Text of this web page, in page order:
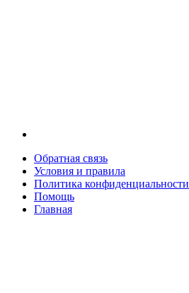
Обратная связь
Условия и правила
Политика конфиденциальности
Помощь
Главная